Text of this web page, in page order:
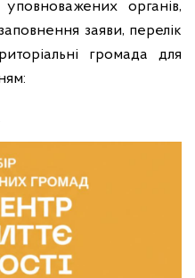
органів,
заяви, перелік
громада для